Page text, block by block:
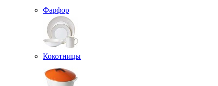
Фарфор
Кокотницы